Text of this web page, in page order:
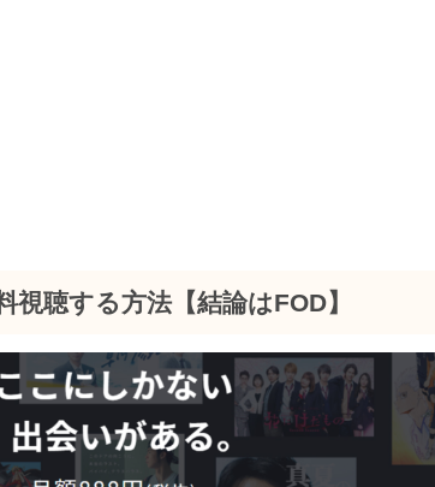
視聴する方法【結論はFOD】